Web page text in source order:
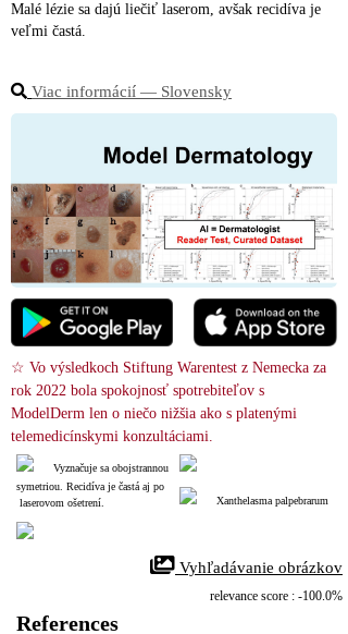
Malé lézie sa dajú liečiť laserom, avšak recidíva je
veľmi častá.
Viac informácií ― Slovensky
☆ Vo výsledkoch Stiftung Warentest z Nemecka za
rok 2022 bola spokojnosť spotrebiteľov s
ModelDerm len o niečo nižšia ako s platenými
telemedicínskymi konzultáciami.
Vyznačuje sa obojstrannou
symetriou. Recidíva je častá aj po
laserovom ošetrení.
Xanthelasma palpebrarum
Vyhľadávanie obrázkov
relevance score : -100.0%
References